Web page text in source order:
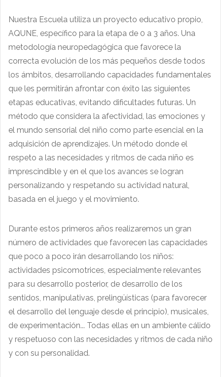
Nuestra Escuela utiliza un proyecto educativo propio,
AQUNE, específico para la etapa de 0 a 3 años. Una
metodología neuropedagógica que favorece la
correcta evolución de los más pequeños desde todos
los ámbitos, desarrollando capacidades fundamentales
que les permitirán afrontar con éxito las siguientes
etapas educativas, evitando dificultades futuras. Un
método que considera la afectividad, las emociones y
el mundo sensorial del niño como parte esencial en la
adquisición de aprendizajes. Un método donde el
respeto a las necesidades y ritmos de cada niño es
imprescindible y en el que los avances se logran
personalizando y respetando su actividad natural,
basada en el juego y el movimiento.
Durante estos primeros años realizaremos un gran
número de actividades que favorecen las capacidades
que poco a poco irán desarrollando los niños:
actividades psicomotrices, especialmente relevantes
para su desarrollo posterior, de desarrollo de los
sentidos, manipulativas, prelingüísticas (para favorecer
el desarrollo del lenguaje desde el principio), musicales,
de experimentación... Todas ellas en un ambiente cálido
y respetuoso con las necesidades y ritmos de cada niño
y con su personalidad.